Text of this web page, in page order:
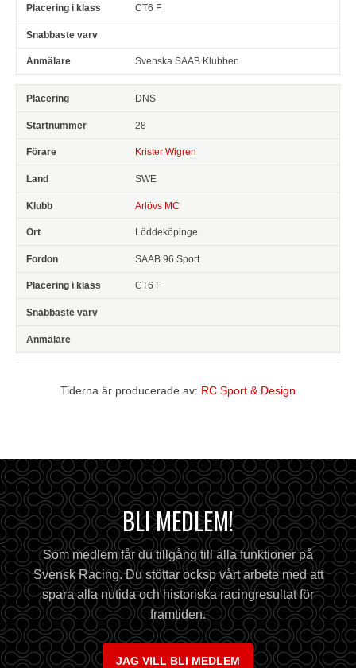
CT6 F
Svenska SAAB Klubben
DNS
28
Krister Wigren
SWE
Arlövs MC
Löddeköpinge
SAAB 96 Sport
CT6 F
Tiderna är producerade av: RC Sport & Design
BLI MEDLEM!
Som medlem får du tillgång till alla funktioner på
Svensk Racing. Du stöttar ocksp vårt arbete med att
spara alla nutida och historiska racingresultat för
framtiden.
JAG VILL BLI MEDLEM